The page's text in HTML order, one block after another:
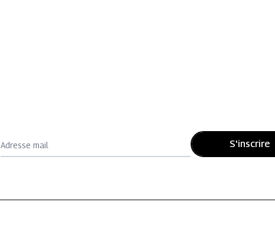
Adresse mail S'inscrire